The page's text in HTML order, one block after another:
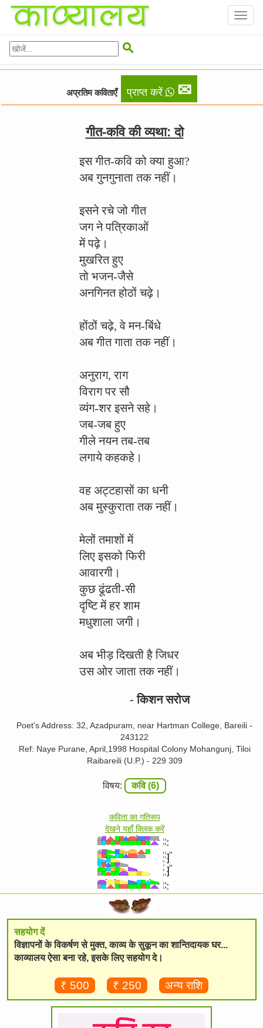

अप्रतिम कविताएँ प्राप्त करें ✉
गीत-कवि की व्यथा: दो
इस गीत-कवि को क्या हुआ?
अब गुनगुनाता तक नहीं।
इसने रचे जो गीत
जग ने पत्रिकाओं
में पढ़े।
मुखरित हुए
तो भजन-जैसे
अनगिनत होठों चढ़े।
होंठों चढ़े, वे मन-बिंधे
अब गीत गाता तक नहीं।
अनुराग, राग
विराग पर सौ
व्यंग-शर इसने सहे।
जब-जब हुए
गीले नयन तब-तब
लगाये कहकहे।
वह अट्टहासों का धनी
अब मुस्कुराता तक नहीं।
मेलों तमाशों में
लिए इसको फिरी
आवारगी।
कुछ ढूंढती-सी
दृष्टि में हर शाम
मधुशाला जगी।
अब भीड़ दिखती है जिधर
उस ओर जाता तक नहीं।
- किशन सरोज
Poet's Address: 32, Azadpuram, near Hartman College, Bareili -
243122
Ref: Naye Purane, April,1998 Hospital Colony Mohangunj, Tiloi
Raibareili (U.P.) - 229 309
विषय: कवि (6)
कविता का गतिरूप
देखने यहाँ क्लिक करें
सहयोग दें
विज्ञापनों के विकर्षण से मुक्त, काव्य के सुकून का शान्तिदायक घर...
काव्यालय ऐसा बना रहे, इसके लिए सहयोग दे।
₹ 500 ₹ 250 अन्य राशि